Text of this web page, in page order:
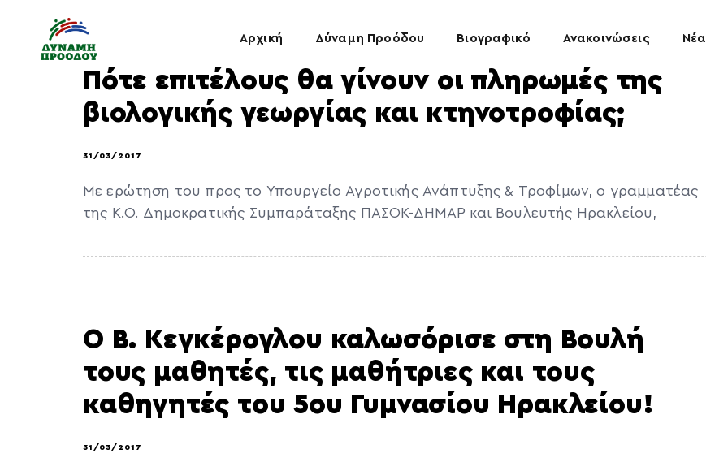
Αρχική Δύναμη Προόδου Βιογραφικό Ανακοινώσεις Νέα
Πότε επιτέλους θα γίνουν οι πληρωμές της
βιολογικής γεωργίας και κτηνοτροφίας;
31/03/2017
Με ερώτηση του προς τo Υπουργείo Αγροτικής Ανάπτυξης & Τροφίμων, ο γραμματέας
της Κ.Ο. Δημοκρατικής Συμπαράταξης ΠΑΣΟΚ-ΔΗΜΑΡ και Βουλευτής Ηρακλείου,
O Β. Κεγκέρογλου καλωσόρισε στη Βουλή
τους μαθητές, τις μαθήτριες και τους
καθηγητές του 5ου Γυμνασίου Ηρακλείου!
31/03/2017